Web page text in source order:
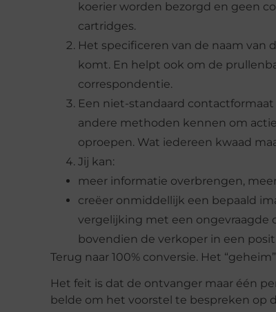
koerier worden bezorgd en geen
cartridges.
Het specificeren van de naam van
komt. En helpt ook om de
correspondentie.
Een niet-standaard
andere methoden kennen om
oproepen. Wat iedereen kwaad
Jij kan:
meer informatie overbrengen,
creëer onmiddellijk een bepaald
vergelijking met een ongevraagde
bovendien de verkoper in een
Terug naar 100% conversie. Het
Het feit is dat de ontvanger maar één
belde om het voorstel te bespreken op